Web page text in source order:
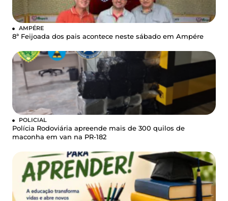
AMPÉRE
8ª Feijoada dos pais acontece neste sábado em Ampére
POLICIAL
Polícia Rodoviária apreende mais de 300 quilos de
maconha em van na PR-182